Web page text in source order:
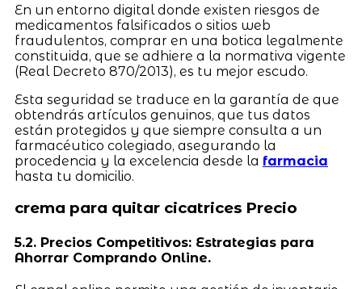
En un entorno digital donde existen riesgos de
medicamentos falsificados o sitios web
fraudulentos, comprar en una botica legalmente
constituida, que se adhiere a la normativa vigente
(Real Decreto 870/2013), es tu mejor escudo.
Esta seguridad se traduce en la garantía de que
obtendrás artículos genuinos, que tus datos
están protegidos y que siempre consulta a un
farmacéutico colegiado, asegurando la
procedencia y la excelencia desde la farmacia
hasta tu domicilio.
crema para quitar cicatrices Precio
5.2. Precios Competitivos: Estrategias para
Ahorrar Comprando Online.